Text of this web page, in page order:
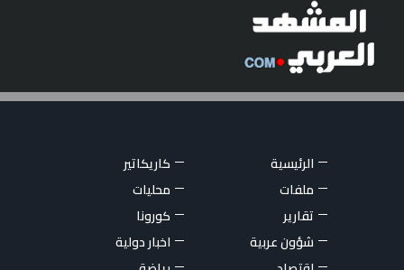
الرئيسية
كاريكاتير
ملفات
محليات
تقارير
كورونا
شؤون عربية
اخبار دولية